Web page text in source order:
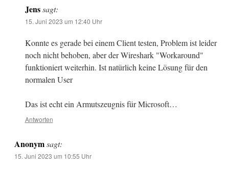
Jens sagt:
15. Juni 2023 um 12:40 Uhr
Konnte es gerade bei einem Client testen, Problem ist leider
noch nicht behoben, aber der Wireshark "Workaround"
funktioniert weiterhin. Ist natürlich keine Lösung für den
normalen User
Das ist echt ein Armutszeugnis für Microsoft…
Antworten
Anonym sagt:
15. Juni 2023 um 10:55 Uhr